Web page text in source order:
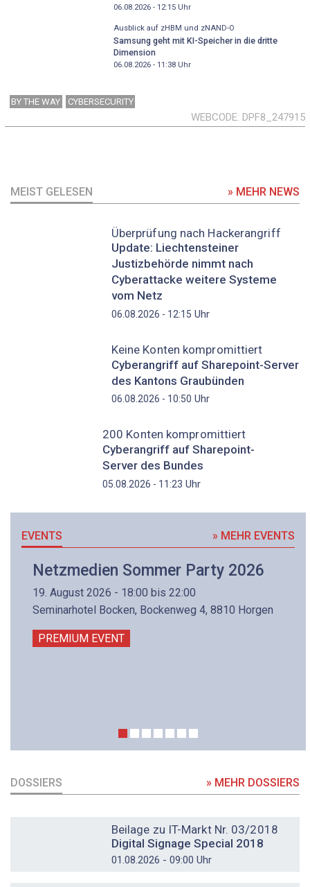
06.08.2026 - 12:15Uhr
Ausblick auf zHBM und zNAND-O
Samsung geht mit KI-Speicher in die dritte
Dimension
06.08.2026 - 11:38Uhr
BY THE WAY CYBERSECURITY
WEBCODE DPF8_247915
MEIST GELESEN » MEHR NEWS
Überprüfung nach Hackerangriff
Update: Liechtensteiner
Justizbehörde nimmt nach
Cyberattacke weitere Systeme
vom Netz
06.08.2026 - 12:15 Uhr
Keine Konten kompromittiert
Cyberangriff auf Sharepoint-Server
des Kantons Graubünden
06.08.2026 - 10:50 Uhr
200 Konten kompromittiert
Cyberangriff auf Sharepoint-
Server des Bundes
05.08.2026 - 11:23 Uhr
EVENTS » MEHR EVENTS
Netzmedien Sommer Party 2026
19. August 2026 - 18:00 bis 22:00
Seminarhotel Bocken, Bockenweg 4, 8810 Horgen
PREMIUM EVENT
DOSSIERS » MEHR DOSSIERS
Beilage zu IT-Markt Nr. 03/2018
Digital Signage Special 2018
01.08.2026 - 09:00 Uhr